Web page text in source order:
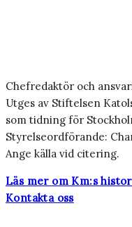
Chefredaktör och
Utges av Stiftelsen
som tidning för
Styrelseordförande:
Ange källa vid citering.
Läs mer om Km:s
Kontakta oss